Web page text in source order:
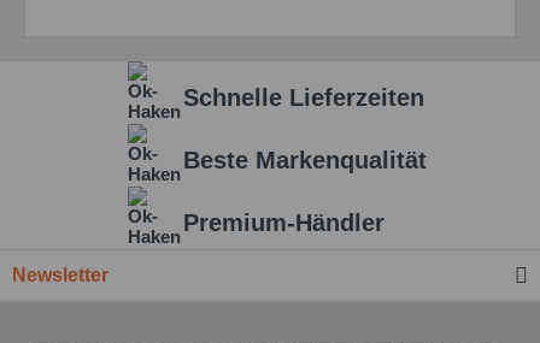
Schnelle Lieferzeiten
Beste Markenqualität
Premium-Händler
Newsletter